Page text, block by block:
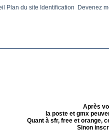
Plan du site Identification Devenez
Après
la poste et gmx
Quant à sfr, free et orange,
Sinon